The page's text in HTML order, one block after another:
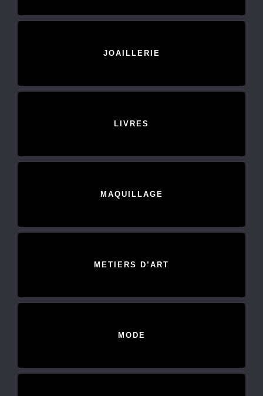
JOAILLERIE
LIVRES
MAQUILLAGE
METIERS D’ART
MODE